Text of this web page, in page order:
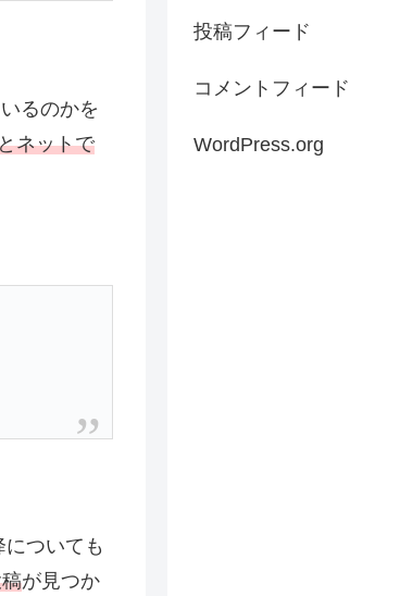
るのかを
ネットで
ついても
が見つか
投稿フィード
コメントフィード
WordPress.org